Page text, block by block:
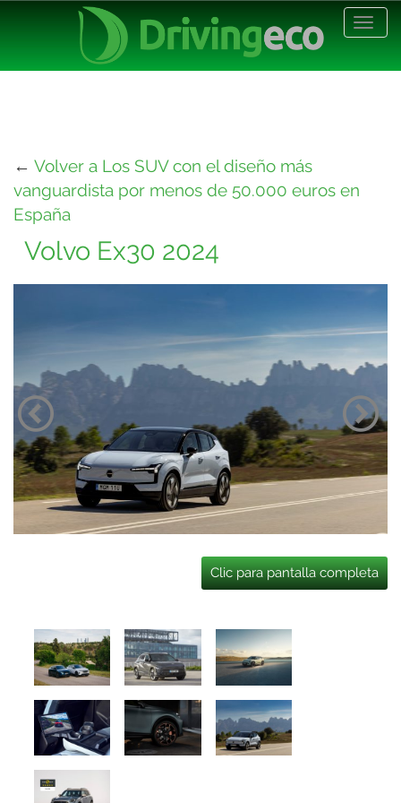
← Volver a Los SUV con el diseño más
vanguardista por menos de 50.000 euros en
España
Volvo Ex30 2024
Clic para pantalla completa